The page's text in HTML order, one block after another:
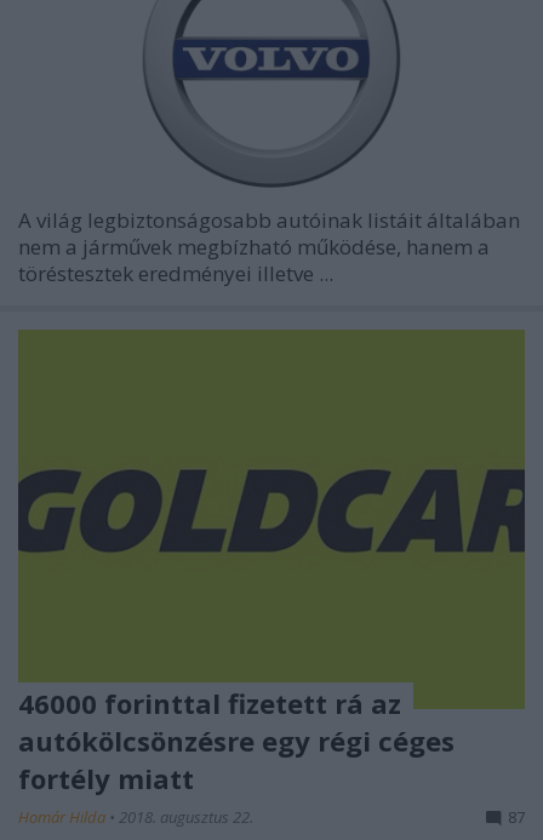
A világ legbiztonságosabb autóinak listáit általában
nem a járművek megbízható működése, hanem a
töréstesztek eredményei illetve ...
46000 forinttal fizetett rá az
autókölcsönzésre egy régi céges
fortély miatt
Homár Hilda • 2018. augusztus 22. 87